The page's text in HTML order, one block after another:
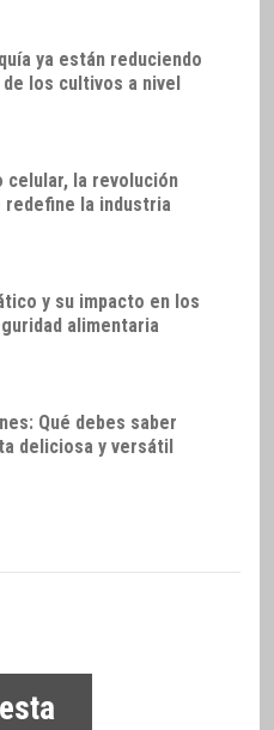
ya están reduciendo
los cultivos a nivel
celular, la revolución
la industria
y su impacto en los
alimentaria
Qué debes saber
deliciosa y versátil